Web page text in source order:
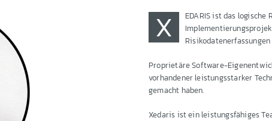
X
EDARIS ist das
Proprietäre Software-
vorhandener leistungsstarker
gemacht haben.
Xedaris ist ein leistungsfähiges